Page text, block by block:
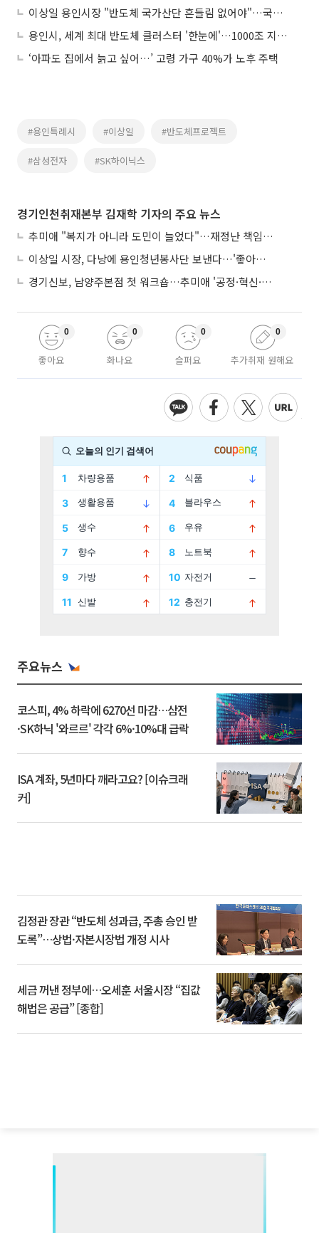
이상일 용인시장 "반도체 국가산단 흔들림 없어야"…국무총리실 토론회 앞두고 강력 입장
용인시, 세계 최대 반도체 클러스터 '한눈에'…1000조 지도 공개
‘아파도 집에서 늙고 싶어…’ 고령 가구 40%가 노후 주택
#용인특례시 #이상일 #반도체프로젝트
#삼성전자 #SK하이닉스
경기인천취재본부 김재학 기자의 주요 뉴스
추미애 "복지가 아니라 도민이 늘었다"…재정난 책임론 정면돌파
이상일 시장, 다낭에 용인청년봉사단 보낸다…'좋아용 거리' 만든다
경기신보, 남양주본점 첫 워크숍…추미애 '공정·혁신·포용' 전면 반영
좋아요
0
화나요
0
슬퍼요
0
추가취재 원해요
0
주요뉴스
코스피, 4% 하락에 6270선 마감…삼전
·SK하닉 '와르르' 각각 6%·10%대 급락
ISA 계좌, 5년마다 깨라고요? [이슈크래
커]
김정관 장관 “반도체 성과급, 주총 승인 받
도록”…상법·자본시장법 개정 시사
세금 꺼낸 정부에…오세훈 서울시장 “집값
해법은 공급” [종합]